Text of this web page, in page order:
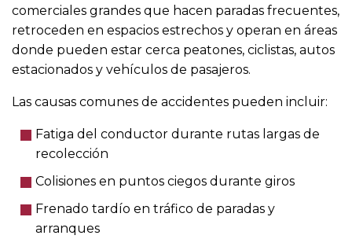
comerciales grandes que hacen paradas frecuentes,
retroceden en espacios estrechos y operan en áreas
donde pueden estar cerca peatones, ciclistas, autos
estacionados y vehículos de pasajeros.
Las causas comunes de accidentes pueden incluir:
Fatiga del conductor durante rutas largas de
recolección
Colisiones en puntos ciegos durante giros
Frenado tardío en tráfico de paradas y
arranques